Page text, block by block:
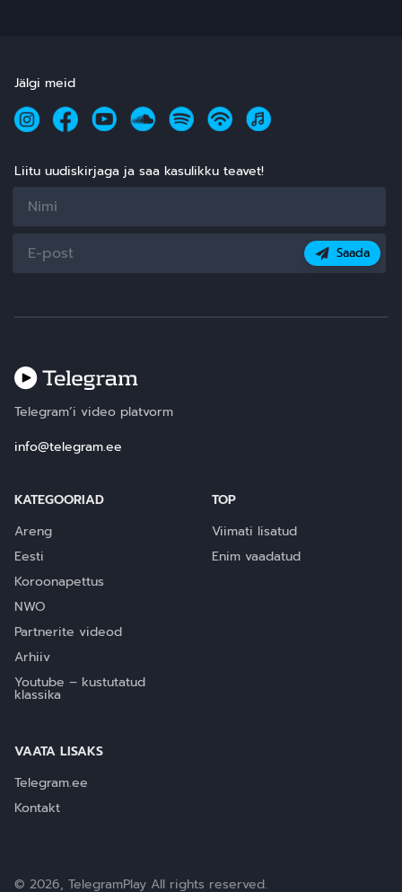
Jälgi meid
Liitu uudiskirjaga ja saa kasulikku teavet!
Saada
Telegram’i video platvorm
info@telegram.ee
KATEGOORIAD
Areng
Eesti
Koroonapettus
NWO
Partnerite videod
Arhiiv
Youtube – kustutatud
klassika
TOP
Viimati lisatud
Enim vaadatud
VAATA LISAKS
Telegram.ee
Kontakt
© 2026, TelegramPlay All rights reserved.